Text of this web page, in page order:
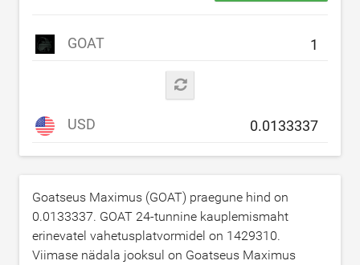
GOAT
USD
Goatseus Maximus (GOAT) praegune hind on
0.0133337. GOAT 24-tunnine kauplemismaht
erinevatel vahetusplatvormidel on 1429310.
Viimase nädala jooksul on Goatseus Maximus